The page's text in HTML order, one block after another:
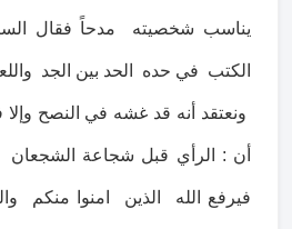
يناسب شخصيته مدحاً فقال
الكتب في حده الحد بين الجد
ونعتقد أنه قد غشه في النصح
أن : الرأي قبل شجاعة الشجعان
فيرفع الله الذين امنوا منكم